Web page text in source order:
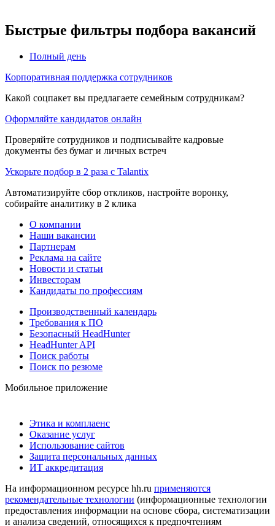
Быстрые фильтры подбора вакансий
Полный день
Корпоративная поддержка сотрудников
Какой соцпакет вы предлагаете семейным сотрудникам?
Оформляйте кандидатов онлайн
Проверяйте сотрудников и подписывайте кадровые
документы без бумаг и личных встреч
Ускорьте подбор в 2 раза с Talantix
Автоматизируйте сбор откликов, настройте воронку,
собирайте аналитику в 2 клика
О компании
Наши вакансии
Партнерам
Реклама на сайте
Новости и статьи
Инвесторам
Кандидаты по профессиям
Производственный календарь
Требования к ПО
Безопасный HeadHunter
HeadHunter API
Поиск работы
Поиск по резюме
Мобильное приложение
Этика и комплаенс
Оказание услуг
Использование сайтов
Защита персональных данных
ИТ аккредитация
На информационном ресурсе hh.ru применяются
рекомендательные технологии (информационные технологии
предоставления информации на основе сбора, систематизации
и анализа сведений, относящихся к предпочтениям